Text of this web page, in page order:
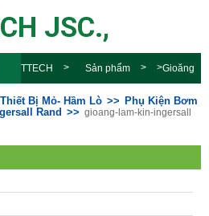
JSC.,
TTECH Sản phẩm Gioăng
làm kín- Ingersall Rand gioang-
Thiết Bị Mỏ- Hầm Lò
Phụ Kiện Bơm
Rand
gioang-lam-kin-ingersall